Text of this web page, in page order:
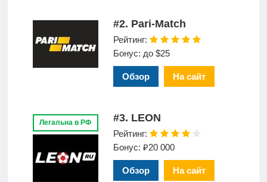
#2. Pari-Match
Рейтинг:
Бонус: до $25
Обзор На сайт
Легальна в РФ #3. LEON
Рейтинг:
Бонус: ₽20 000
Обзор На сайт